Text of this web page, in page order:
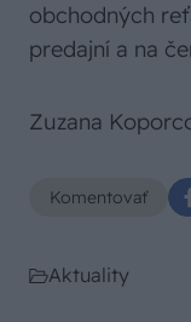
obchodných
predajní a na
Zuzana
Komentovať
Aktuality